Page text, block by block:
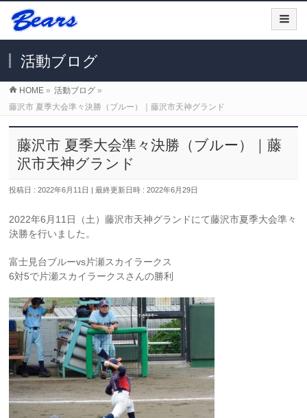
活動ブログ
HOME » 活動ブログ »
藤沢市 夏季大会準々決勝（ブルー）｜藤沢市天神グランド
藤沢市 夏季大会準々決勝（ブルー）｜藤
沢市天神グランド
投稿日 : 2022年6月11日 最終更新日時 : 2022年6月29日
2022年6月11日（土）藤沢市天神グランドにて藤沢市夏季大会準々
決勝を行いました。
富士見台ブルーvs片瀬スカイラークス
6対5で片瀬スカイラークスさんの勝利